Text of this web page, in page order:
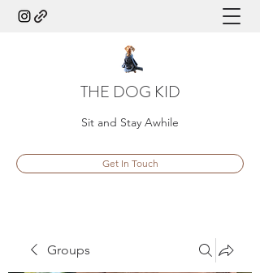
THE DOG KID
Sit and Stay Awhile
Get In Touch
Groups